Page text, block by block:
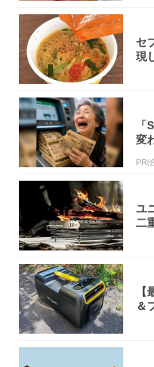
セ
現
変
PR(
ユ
二
＆